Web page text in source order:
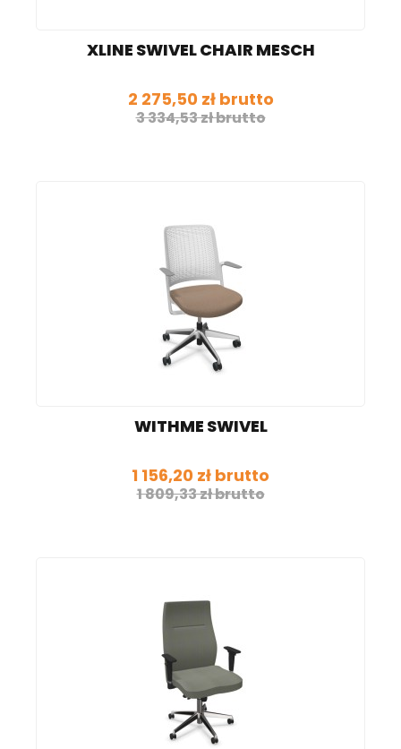
XLINE SWIVEL CHAIR MESCH
2 275,50 zł brutto
3 334,53 zł brutto
WITHME SWIVEL
1 156,20 zł brutto
1 809,33 zł brutto